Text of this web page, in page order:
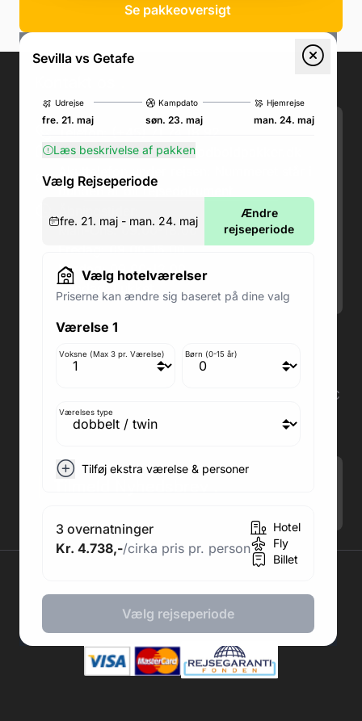
Se pakkeoversigt
Sevilla vs Getafe
Udrejse
fre. 21. maj
Kampdato
søn. 23. maj
Hjemrejse
man. 24. maj
Læs beskrivelse af pakken
Vælg Rejseperiode
fre. 21. maj - man. 24. maj
Ændre
rejseperiode
Vælg hotelværelser
Priserne kan ændre sig baseret på dine valg
Værelse 1
Voksne (Max 3 pr. Værelse) Børn (0-15 år)
Værelses type
Tilføj ekstra værelse & personer
3 overnatninger
Kr. 4.738,-/cirka pris pr. person
Hotel
Fly
Billet
Vælg rejseperiode
Email:kundeservice@fodboldpakker.dk
Akuttelefon under rejsen: Nummeret står i
bunden af dit rejsedokument
Man-Ons: 09.00-18.00
Lørdag: 09.00-12.00
Søndag: Lukket
Adresse butik: Fodboldpakker ApS Rosendal 1C
2860 Søborg
Medlem af rejsegarantifonden: 3350
Adresse kontor: Fodboldpakker ApS Rosendal 1C
2860 Søborg
CVR: 41967218